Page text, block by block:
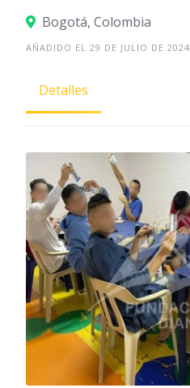
Bogotá, Colombia
AÑADIDO EL 29 DE JULIO DE 2024
Detalles